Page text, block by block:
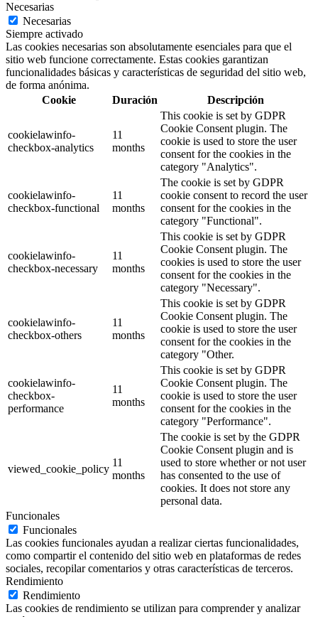
Necesarias
Necesarias
Siempre activado
Las cookies necesarias son absolutamente esenciales para que el
sitio web funcione correctamente. Estas cookies garantizan
funcionalidades básicas y características de seguridad del sitio web,
de forma anónima.
Cookie
Duración Descripción
cookielawinfo-
checkbox-analytics
11
months
This cookie is set by GDPR
Cookie Consent plugin. The
cookie is used to store the user
consent for the cookies in the
category "Analytics".
cookielawinfo-
checkbox-functional
11
months
The cookie is set by GDPR
cookie consent to record the user
consent for the cookies in the
category "Functional".
cookielawinfo-
checkbox-necessary
11
months
This cookie is set by GDPR
Cookie Consent plugin. The
cookies is used to store the user
consent for the cookies in the
category "Necessary".
cookielawinfo-
checkbox-others
11
months
This cookie is set by GDPR
Cookie Consent plugin. The
cookie is used to store the user
consent for the cookies in the
category "Other.
cookielawinfo-
checkbox-
performance
11
months
This cookie is set by GDPR
Cookie Consent plugin. The
cookie is used to store the user
consent for the cookies in the
category "Performance".
viewed_cookie_policy
11
months
The cookie is set by the GDPR
Cookie Consent plugin and is
used to store whether or not user
has consented to the use of
cookies. It does not store any
personal data.
Funcionales
Funcionales
Las cookies funcionales ayudan a realizar ciertas funcionalidades,
como compartir el contenido del sitio web en plataformas de redes
sociales, recopilar comentarios y otras características de terceros.
Rendimiento
Rendimiento
Las cookies de rendimiento se utilizan para comprender y analizar